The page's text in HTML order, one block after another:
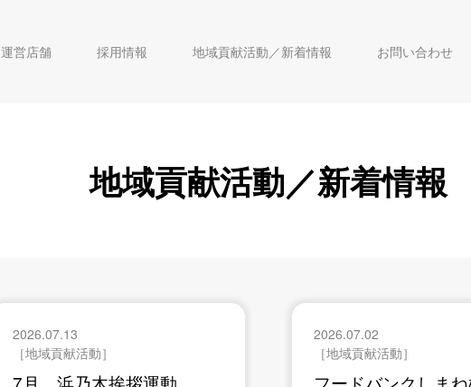
運営店舗 採用情報 地域貢献活動／新着情報 お問い合わせ
地域貢献活動／新着情報
2026.07.13
［地域貢献活動］
7月 浜乃木挨拶運動
2026.07.02
［地域貢献活動］
フードバンクしま